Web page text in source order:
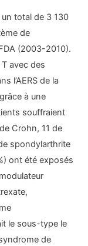
un total de 3 130
de
(2003-2010).
avec des
l’AERS de la
à une
souffraient
Crohn, 11 de
spondylarthrite
ont été exposés
le sous-type le
de